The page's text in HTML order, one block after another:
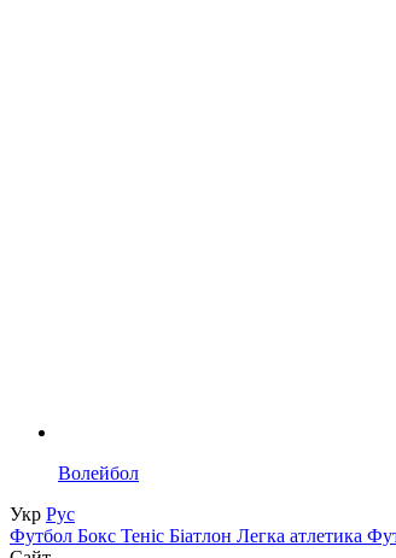
Волейбол
Укр Рус
Футбол Бокс Теніс Біатлон Легка атлетика